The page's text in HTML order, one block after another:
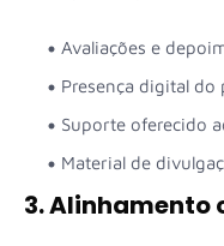
Avaliações e
Presença digital
Suporte oferecido
Material de
3. Alinhamento